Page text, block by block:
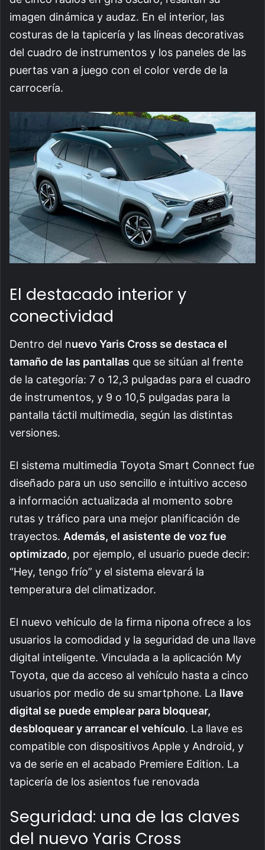
imagen dinámica y audaz. En el interior, las
costuras de la tapicería y las líneas decorativas
del cuadro de instrumentos y los paneles de las
puertas van a juego con el color verde de la
carrocería.
El destacado interior y
conectividad
Dentro del nuevo Yaris Cross se destaca el
tamaño de las pantallas que se sitúan al frente
de la categoría: 7 o 12,3 pulgadas para el cuadro
de instrumentos, y 9 o 10,5 pulgadas para la
pantalla táctil multimedia, según las distintas
versiones.
El sistema multimedia Toyota Smart Connect fue
diseñado para un uso sencillo e intuitivo acceso
a información actualizada al momento sobre
rutas y tráfico para una mejor planificación de
trayectos. Además, el asistente de voz fue
optimizado, por ejemplo, el usuario puede decir:
“Hey, tengo frío” y el sistema elevará la
temperatura del climatizador.
El nuevo vehículo de la firma nipona ofrece a los
usuarios la comodidad y la seguridad de una llave
digital inteligente. Vinculada a la aplicación My
Toyota, que da acceso al vehículo hasta a cinco
usuarios por medio de su smartphone. La llave
digital se puede emplear para bloquear,
desbloquear y arrancar el vehículo. La llave es
compatible con dispositivos Apple y Android, y
va de serie en el acabado Premiere Edition. La
tapicería de los asientos fue renovada
Seguridad: una de las claves
del nuevo Yaris Cross